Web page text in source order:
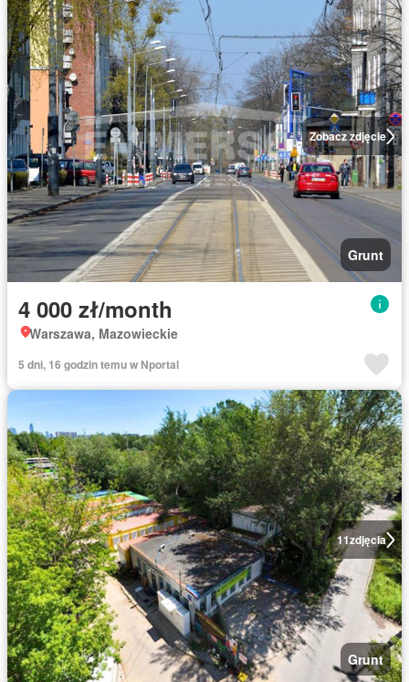
Zobacz zdjęcie
Grunt
4 000 zł/month
Warszawa, Mazowieckie
5 dni, 16 godzin temu w Nportal
11zdjęcia
Grunt